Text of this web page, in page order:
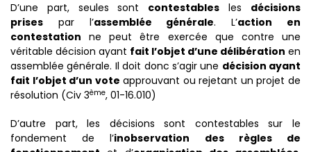
D’une part, seules sont contestables les décisions
prises par l’assemblée générale. L’action en
contestation ne peut être exercée que contre une
véritable décision ayant fait l’objet d’une délibération en
assemblée générale. Il doit donc s’agir une décision ayant
fait l’objet d’un vote approuvant ou rejetant un projet de
résolution (Civ 3ème, 01-16.010)
D’autre part, les décisions sont contestables sur le
fondement de l’inobservation des règles de